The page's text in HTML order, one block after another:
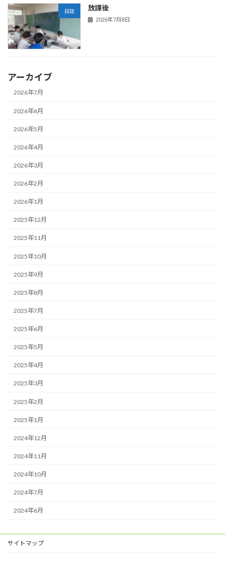
日誌 放課後
2026年7月8日
アーカイブ
2026年7月
2026年6月
2026年5月
2026年4月
2026年3月
2026年2月
2026年1月
2025年12月
2025年11月
2025年10月
2025年9月
2025年8月
2025年7月
2025年6月
2025年5月
2025年4月
2025年3月
2025年2月
2025年1月
2024年12月
2024年11月
2024年10月
2024年7月
2024年6月
サイトマップ